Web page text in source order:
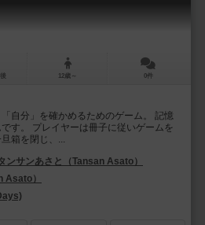
12歳～ 0件
自分」を確かめるためのゲーム。 記憶
す。 プレイヤーは冊子に従いゲームを
箱を閉じ、...
ンサンあさと（Tansan Asato）
Asato）